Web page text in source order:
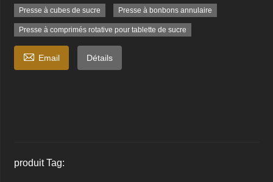
Presse à cubes de sucre Presse à bonbons annulaire
Presse à comprimés rotative pour tablette de sucre
 Email Détails
produit Tag: